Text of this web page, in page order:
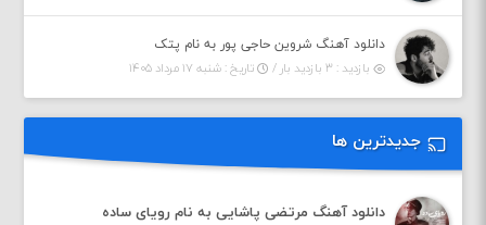
دانلود آهنگ شروین حاجی پور به نام پتک
بازدید : ۳ بازدید بار /
تاریخ : شنبه ۱۷ مرداد ۱۴۰۵
جدیدترین ها
دانلود آهنگ مرتضی پاشایی به نام رویای ساده